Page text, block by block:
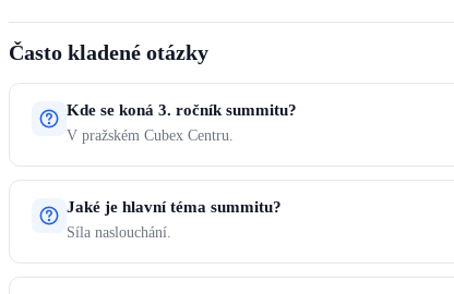
Často kladené otázky
Kde se koná 3. ročník summitu?
V pražském Cubex Centru.
Jaké je hlavní téma summitu?
Síla naslouchání.